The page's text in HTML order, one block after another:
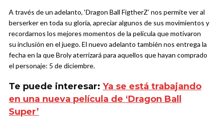
A través de un adelanto, ‘Dragon Ball FigtherZ’ nos permite ver al
berserker en toda su gloria, apreciar algunos de sus movimientos y
recordarnos los mejores momentos de la película que motivaron
su inclusión en el juego. El nuevo adelanto también nos entrega la
fecha en la que Broly aterrizará para aquellos que hayan comprado
el personaje: 5 de diciembre.
Te puede interesar: Ya se está trabajando
en una nueva película de ‘Dragon Ball
Super’